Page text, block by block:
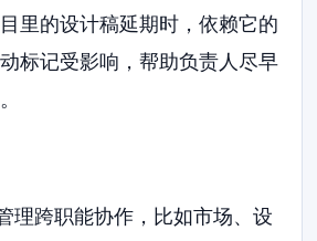
里的设计稿延期时，依赖它的
标记受影响，帮助负责人尽早
理跨职能协作，比如市场、设